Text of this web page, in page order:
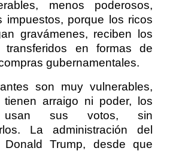
menos poderosos,
impuestos, porque los ricos
gravámenes, reciben los
transferidos en formas de
gubernamentales.
son muy vulnerables,
tienen arraigo ni poder, los
usan sus votos, sin
La administración del
Donald Trump, desde que